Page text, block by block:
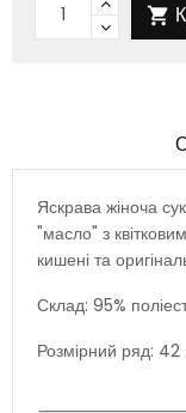

Яскрава жіноча
"масло" з
кишені та
Склад: 95%
Розмірний ряд: